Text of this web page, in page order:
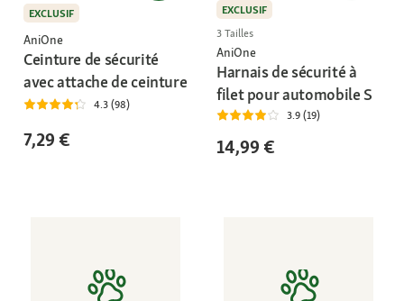
EXCLUSIF
AniOne
Ceinture de sécurité
avec attache de ceinture
4.3 (98)
7,29 €
EXCLUSIF
3 Tailles
AniOne
Harnais de sécurité à
filet pour automobile S
3.9 (19)
14,99 €